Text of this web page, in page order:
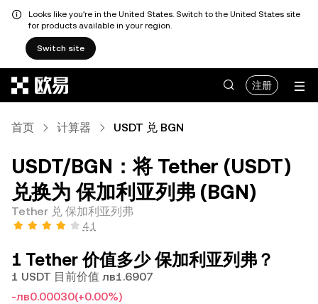
Looks like you're in the United States. Switch to the United States site
for products available in your region.
Switch site
注册
首页 计算器 USDT 兑 BGN
USDT/BGN：将 Tether (USDT)
兑换为 保加利亚列弗 (BGN)
Tether 兑 保加利亚列弗
4.1
1 Tether 价值多少 保加利亚列弗？
1 USDT 目前价值 лв1.6907
-лв0.00030(+0.00%)